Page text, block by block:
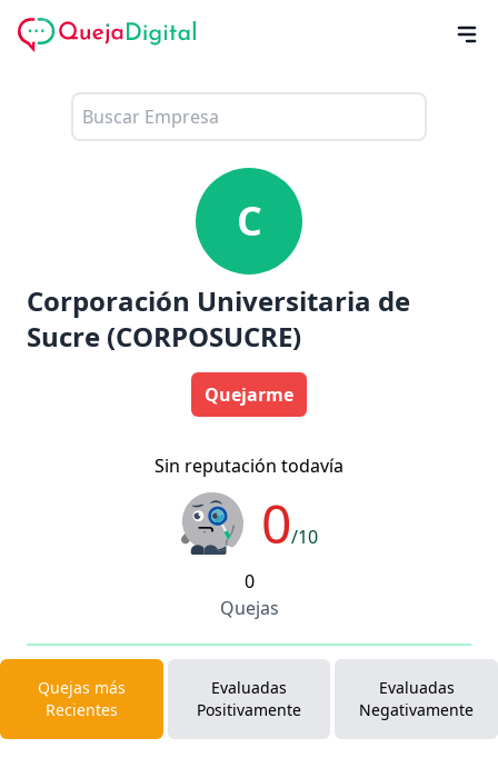
C
Corporación Universitaria de
Sucre (CORPOSUCRE)
Quejarme
Sin reputación todavía
0/10
0
Quejas
Quejas más
Recientes
Evaluadas
Positivamente
Evaluadas
Negativamente